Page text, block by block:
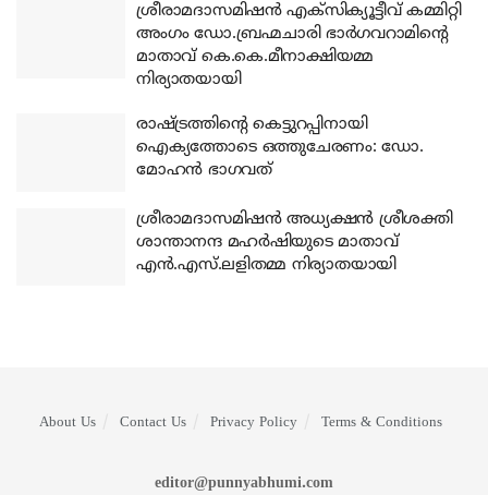
ശ്രീരാമദാസമിഷന്‍ എക്‌സിക്യൂട്ടീവ് കമ്മിറ്റി
അംഗം ഡോ.ബ്രഹ്മചാരി ഭാര്‍ഗവറാമിന്റെ
മാതാവ് കെ.കെ.മീനാക്ഷിയമ്മ
നിര്യാതയായി
രാഷ്ട്രത്തിന്റെ കെട്ടുറപ്പിനായി
ഐക്യത്തോടെ ഒത്തുചേരണം: ഡോ.
മോഹന്‍ ഭാഗവത്
ശ്രീരാമദാസമിഷന്‍ അധ്യക്ഷന്‍ ശ്രീശക്തി
ശാന്താനന്ദ മഹര്‍ഷിയുടെ മാതാവ്
എന്‍.എസ്.ലളിതമ്മ നിര്യാതയായി
About Us Contact Us Privacy Policy Terms & Conditions
editor@punnyabhumi.com